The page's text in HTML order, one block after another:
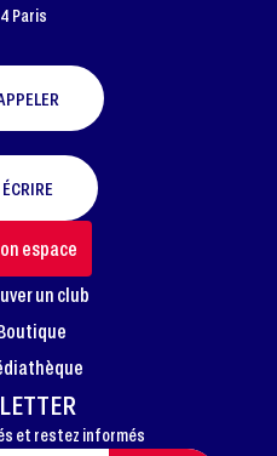
FOOTER
Paris
et restez informés
espace
un club